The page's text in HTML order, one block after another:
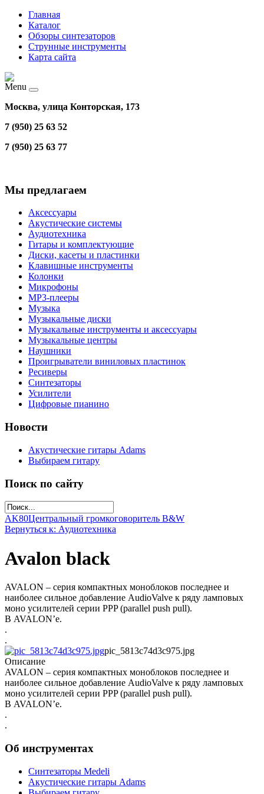
Главная
Каталог
Обзоры синтезаторов
Струнные инструменты
Карта сайта
Menu
Москва, улица Конторская, 173
7 (950) 25 63 52
7 (950) 25 63 77
Мы предлагаем
Аксессуары
Акустические системы
Аудиотехника
Гитары и комплектующие
Диски, касеты и пластинки
Клавишные инструменты
Колонки
Микрофоны
МР3-плееры
Музыка
Музыкальные диски
Музыкальные инструменты и аксессуары
Музыкальные центры
Наушники
Проигрыватели виниловых пластинок
Ресиверы
Синтезаторы
Усилители
Цифровые пианино
Новости
Акустические гитары Adams
Выбираем гитару
Поиск по сайту
AK80Центральный громкоговоритель B&W
Вернуться к: Аудиотехника
Avalon black
AVALON – cерия компактных моноблоков последнее и
наиболее сильное добавление AudioValve к ряду ламповых
моно усилителей серии PPP (parallel push pull).
В AVALON’е.
.
.
pic_5813c74d3c975.jpg
Описание
AVALON – cерия компактных моноблоков последнее и
наиболее сильное добавление AudioValve к ряду ламповых
моно усилителей серии PPP (parallel push pull).
В AVALON’е.
.
.
Об инструментах
Синтезаторы Мedeli
Акустические гитары Adams